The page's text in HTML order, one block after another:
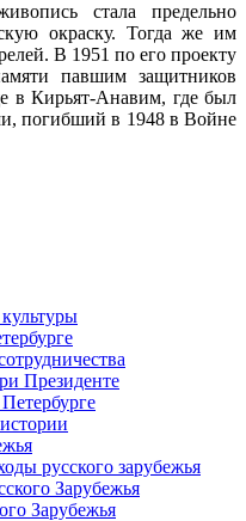
стала предельно
окраску. Тогда же им
В 1951 по его проекту
павшим защитников
в Кирьят-Анавим, где был
погибший в 1948 в Войне
Президенте
русского зарубежья
Зарубежья
Зарубежья